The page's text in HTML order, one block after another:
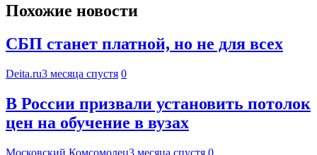
Похожие новости
СБП станет платной, но не для всех
Deita.ru3 месяца спустя 0
В России призвали установить потолок
цен на обучение в вузах
Московский Комсомолец3 месяца спустя 0